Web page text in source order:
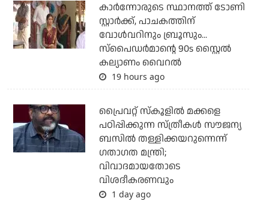
കാര്‍ന്നോരുടെ സ്ഥാനത്ത് ടോണി
സ്റ്റാര്‍ക്ക്, പാചകത്തിന്
വോള്‍വറിനും ബ്രൂസും...
സ്‌പൈഡര്‍മാന്റെ 90s സ്റ്റൈല്‍
കല്യാണം വൈറല്‍
19 hours ago
പ്രൈവറ്റ് സ്‌കൂളില്‍ മക്കളെ
പഠിപ്പിക്കുന്ന സ്ത്രീകള്‍ സൗജന്യ
ബസില്‍ തള്ളിക്കയറുന്നെന്ന്
ഗതാഗത മന്ത്രി;
വിവാദമായതോടെ
വിശദീകരണവും
1 day ago